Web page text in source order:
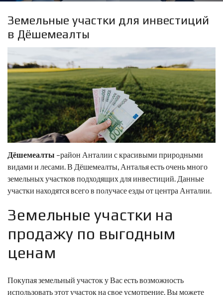
Земельные участки для инвестиций
в Дёшемеалты
Дёшемеалты –район Анталии с красивыми природными
видами и лесами. В Дёшемеалты, Анталья есть очень много
земельных участков подходящих для инвестиций. Данные
участки находятся всего в получасе езды от центра Анталии.
Земельные участки на
продажу по выгодным
ценам
Покупая земельный участок у Вас есть возможность
использовать этот участок на свое усмотрение. Вы можете